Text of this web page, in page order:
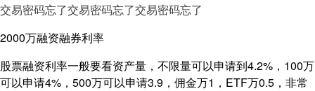
交易密码忘了交易密码忘了交易密码忘了
2000万融资融券利率
股票融资利率一般要看资产量，不限量可以申请到4.2%，100万
可以申请4%，500万可以申请3.9，佣金万1，ETF万0.5，非常